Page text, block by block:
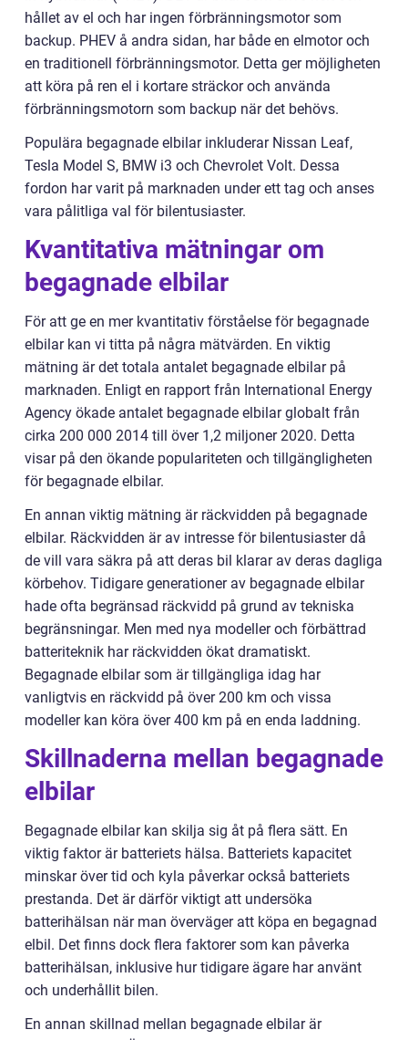
hållet av el och har ingen förbränningsmotor som
backup. PHEV å andra sidan, har både en elmotor och
en traditionell förbränningsmotor. Detta ger möjligheten
att köra på ren el i kortare sträckor och använda
förbränningsmotorn som backup när det behövs.
Populära begagnade elbilar inkluderar Nissan Leaf,
Tesla Model S, BMW i3 och Chevrolet Volt. Dessa
fordon har varit på marknaden under ett tag och anses
vara pålitliga val för bilentusiaster.
Kvantitativa mätningar om
begagnade elbilar
För att ge en mer kvantitativ förståelse för begagnade
elbilar kan vi titta på några mätvärden. En viktig
mätning är det totala antalet begagnade elbilar på
marknaden. Enligt en rapport från International Energy
Agency ökade antalet begagnade elbilar globalt från
cirka 200 000 2014 till över 1,2 miljoner 2020. Detta
visar på den ökande populariteten och tillgängligheten
för begagnade elbilar.
En annan viktig mätning är räckvidden på begagnade
elbilar. Räckvidden är av intresse för bilentusiaster då
de vill vara säkra på att deras bil klarar av deras dagliga
körbehov. Tidigare generationer av begagnade elbilar
hade ofta begränsad räckvidd på grund av tekniska
begränsningar. Men med nya modeller och förbättrad
batteriteknik har räckvidden ökat dramatiskt.
Begagnade elbilar som är tillgängliga idag har
vanligtvis en räckvidd på över 200 km och vissa
modeller kan köra över 400 km på en enda laddning.
Skillnaderna mellan begagnade
elbilar
Begagnade elbilar kan skilja sig åt på flera sätt. En
viktig faktor är batteriets hälsa. Batteriets kapacitet
minskar över tid och kyla påverkar också batteriets
prestanda. Det är därför viktigt att undersöka
batterihälsan när man överväger att köpa en begagnad
elbil. Det finns dock flera faktorer som kan påverka
batterihälsan, inklusive hur tidigare ägare har använt
och underhållit bilen.
En annan skillnad mellan begagnade elbilar är